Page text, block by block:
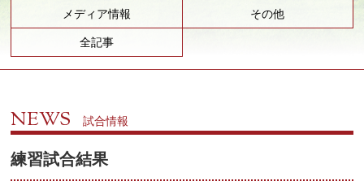
メディア情報 その他
全記事
NEWS 試合情報
練習試合結果